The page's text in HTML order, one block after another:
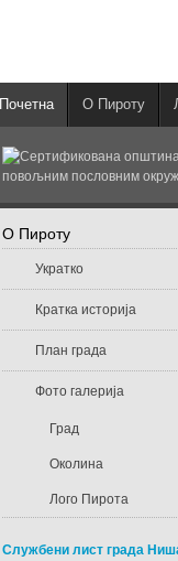
Почетна О Пироту
О Пироту
Укратко
Кратка историја
План града
Фото галерија
Град
Околина
Лого Пирота
Службени лист града